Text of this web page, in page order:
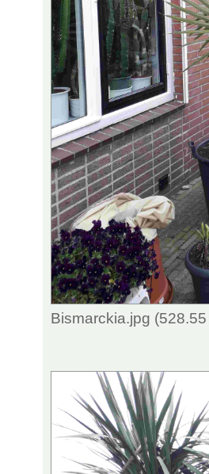
Bismarckia.jpg